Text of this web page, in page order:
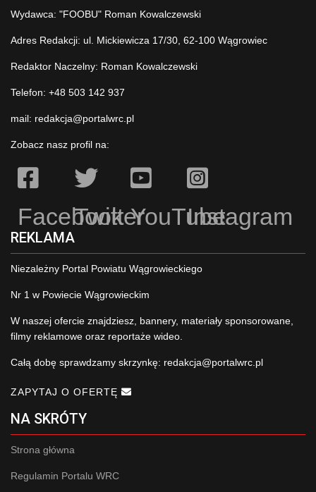
Wydawca: "FOOBU" Roman Kowalczewski
Adres Redakcji: ul. Mickiewicza 17/30, 62-100 Wągrowiec
Redaktor Naczelny: Roman Kowalczewski
Telefon: +48 503 142 937
mail: redakcja@portalwrc.pl
Zobacz nasz profil na:
Facebook
TwitterYouTubeInstagram
REKLAMA
Niezależny Portal Powiatu Wągrowieckiego
Nr 1 w Powiecie Wągrowieckim
W naszej ofercie znajdziesz, bannery, materiały sponsorowane,
filmy reklamowe oraz reportaże wideo.
Całą dobę sprawdzamy skrzynkę: redakcja@portalwrc.pl
ZAPYTAJ O OFERTĘ
NA SKRÓTY
Strona główna
Regulamin Portalu WRC